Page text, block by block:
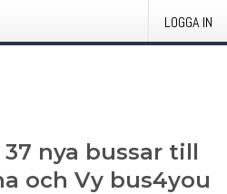
LOGGA IN
nya bussar till
och Vy bus4you